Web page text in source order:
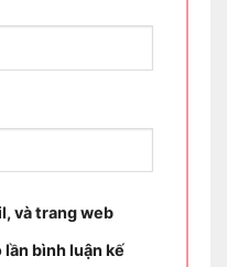
và trang web
bình luận kế